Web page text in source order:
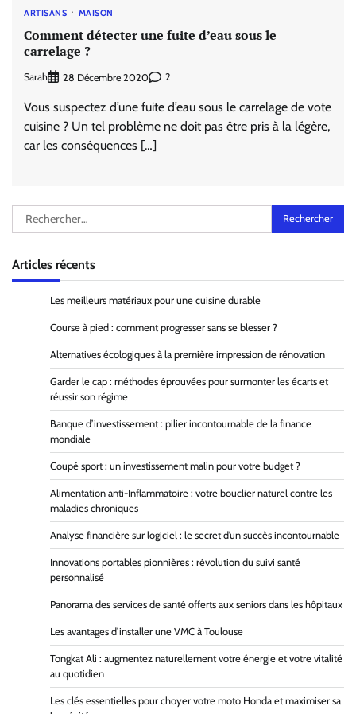
ARTISANS MAISON
Comment détecter une fuite d’eau sous le
carrelage ?
Sarah 28 Décembre 2020 2
Vous suspectez d’une fuite d’eau sous le carrelage de vote
cuisine ? Un tel problème ne doit pas être pris à la légère,
car les conséquences […]
Rechercher :
Articles récents
Les meilleurs matériaux pour une cuisine durable
Course à pied : comment progresser sans se blesser ?
Alternatives écologiques à la première impression de rénovation
Garder le cap : méthodes éprouvées pour surmonter les écarts et
réussir son régime
Banque d’investissement : pilier incontournable de la finance
mondiale
Coupé sport : un investissement malin pour votre budget ?
Alimentation anti-Inflammatoire : votre bouclier naturel contre les
maladies chroniques
Analyse financière sur logiciel : le secret d’un succès incontournable
Innovations portables pionnières : révolution du suivi santé
personnalisé
Panorama des services de santé offerts aux seniors dans les hôpitaux
Les avantages d’installer une VMC à Toulouse
Tongkat Ali : augmentez naturellement votre énergie et votre vitalité
au quotidien
Les clés essentielles pour choyer votre moto Honda et maximiser sa